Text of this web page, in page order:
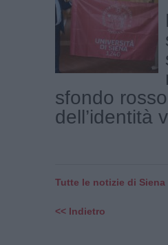
sfondo
dell’identità
Tutte le notizie di Siena
<< Indietro